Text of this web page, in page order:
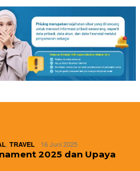
TRAVEL 16 Juni 2025
2025 dan Upaya